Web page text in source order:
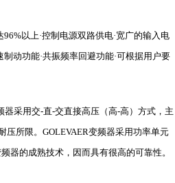
96%以上·控制电源双路供电·宽广的输入电
动功能·共振频率回避功能·可根据用户要
器采用交-直-交直接高压（高-高）方式，主
压所限。GOLEVAER变频器采用功率单元
器的成熟技术，因而具有很高的可靠性。